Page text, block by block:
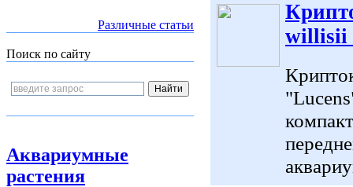
Различные статьи
Поиск по сайту
Аквариумные
растения
willisii